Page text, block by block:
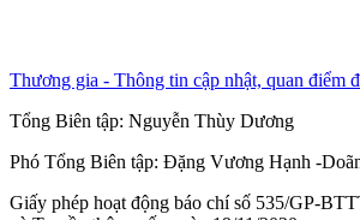
Thương gia - Thông tin cập nhật, quan điểm
Tổng Biên tập: Nguyễn Thùy Dương
Phó Tổng Biên tập: Đặng Vương Hạnh -
Giấy phép hoạt động báo chí số 535/GP-